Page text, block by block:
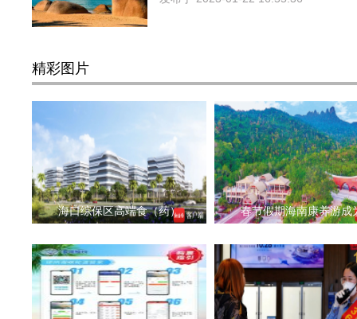
精彩图片
海口综保区高端食（药） 春节假期海南康养游成